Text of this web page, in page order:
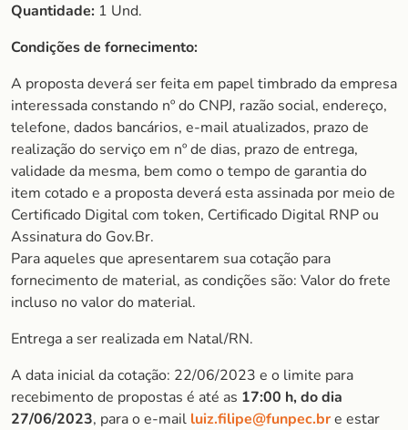
Quantidade: 1 Und.
Condições de fornecimento:
A proposta deverá ser feita em papel timbrado da empresa
interessada constando nº do CNPJ, razão social, endereço,
telefone, dados bancários, e-mail atualizados, prazo de
realização do serviço em nº de dias, prazo de entrega,
validade da mesma, bem como o tempo de garantia do
item cotado e a proposta deverá esta assinada por meio de
Certificado Digital com token, Certificado Digital RNP ou
Assinatura do Gov.Br.
Para aqueles que apresentarem sua cotação para
fornecimento de material, as condições são: Valor do frete
incluso no valor do material.
Entrega a ser realizada em Natal/RN.
A data inicial da cotação: 22/06/2023 e o limite para
recebimento de propostas é até as 17:00 h, do dia
27/06/2023, para o e-mail luiz.filipe@funpec.bre estar